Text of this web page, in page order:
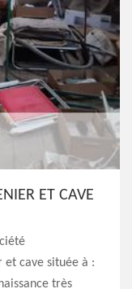
ET CAVE
et cave située à :
très